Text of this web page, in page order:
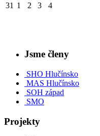
31 1 2 3 4
Jsme členy
SHO Hlučínsko
MAS Hlučínsko
SOH západ
SMO
Projekty